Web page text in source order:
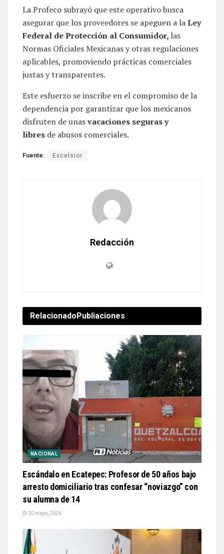
La Profeco subrayó que este operativo busca
asegurar que los proveedores se apeguen a laLey
Federal de Protección al Consumidor, las
Normas Oficiales Mexicanas y otras regulaciones
aplicables, promoviendo prácticas comerciales
justas y transparentes.
Este esfuerzo se inscribe en el compromiso de la
dependencia por garantizar que los mexicanos
disfruten de unasvacaciones seguras y
libres de abusos comerciales.
Fuente: Excelsior
Redacción
RelacionadoPubliaciones
NACIONAL
Escándalo en Ecatepec: Profesor de 50 años bajo
arresto domiciliario tras confesar “noviazgo” con
su alumna de 14
30 mayo, 2026